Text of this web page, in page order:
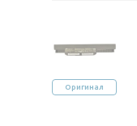
Оригинал